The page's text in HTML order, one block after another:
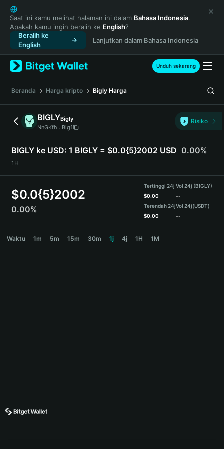
English
日本語
Tiếng Việt
Русский
Español (Latinoamérica)
Türkçe
Français
Deutsch
简体中文
繁體中文
Português (Portugal)
Bahasa Indonesia
ภาษาไทย
हिन्दी
Español
Português (Brasil)
Saat ini kamu melihat halaman ini dalam Bahasa Indonesia.
Apakah kamu ingin beralih ke English?
Beralih ke
English
Lanjutkan dalam Bahasa Indonesia
Unduh sekarang
Beranda Harga kripto Bigly Harga
BIGLYBigly
NnGKfh...Big1
Risiko
BIGLY ke USD: 1 BIGLY = $0.0{5}2002 USD 0.00%
1H
$0.0{5}2002
0.00%
Tertinggi 24j
$0.00
Terendah 24j
$0.00
Vol 24j (BIGLY)
--
Vol 24j(USDT)
--
Waktu 1m 5m 15m 30m 1j 4j 1H 1M